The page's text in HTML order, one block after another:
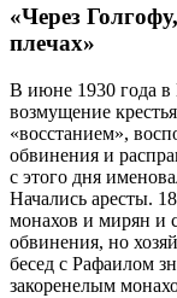
«Через
плечах»
В июне 1930 года в
возмущение
«восстанием»,
обвинения и
с этого дня
Начались аресты.
монахов и мирян и
обвинения, но
бесед с Рафаилом
закоренелым